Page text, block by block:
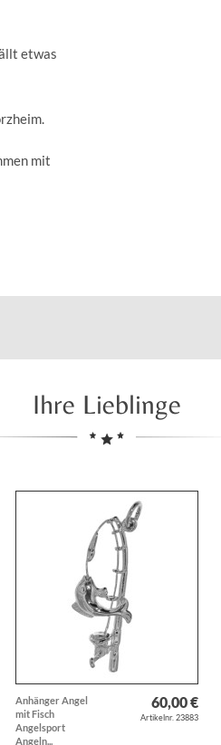
etwas
mit
Ihre Lieblinge
Anhänger Angel
mit Fisch
Angelsport
Angeln...
60,00 €
Artikelnr. 23883